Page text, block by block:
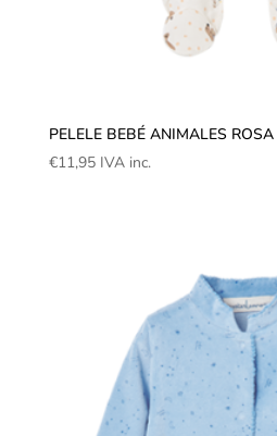
PELELE BEBÉ ANIMALES
€11,95 IVA inc.